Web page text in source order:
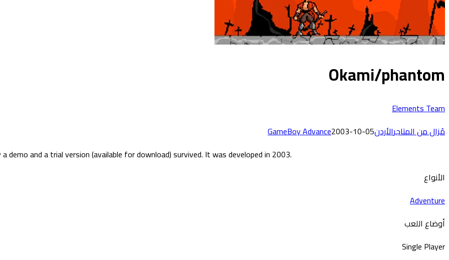
Okami/phantom
Elements Team
مُزال من المتاجرالأردن GameBoy Advance2003-10-05
and a trial version (available for download) survived. It was developed in 2003.
الأنواع
Adventure
أوضاع اللعب
Single Player